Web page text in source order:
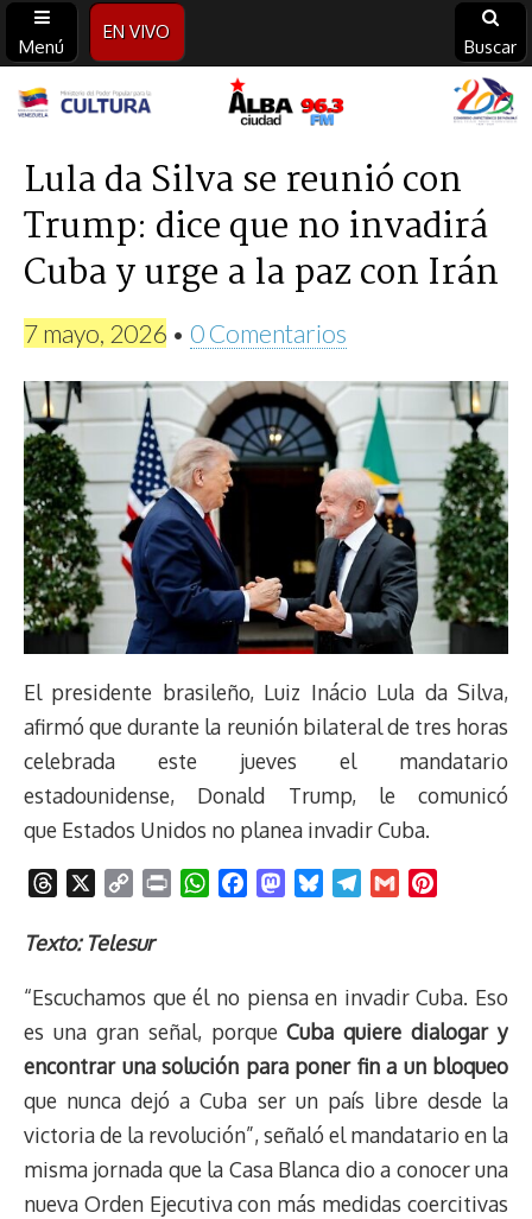
Menú
EN VIVO
Buscar
Alba
Ciudad
96.3
FM
Lula da Silva se reunió con
Trump: dice que no invadirá
Cuba y urge a la paz con Irán
7 mayo, 2026 • 0 Comentarios
El presidente brasileño, Luiz Inácio Lula da Silva,
afirmó que durante la reunión bilateral de tres horas
celebrada este jueves el mandatario
estadounidense, Donald Trump, le comunicó
que Estados Unidos no planea invadir Cuba.
r
a
d
p
L
i
t
W
s
A
p
b
o
k
M
o
d
s
k
g
r
a
l
e
r
e
t
Texto: Telesur
“Escuchamos que él no piensa en invadir Cuba. Eso
es una gran señal, porqueCuba quiere dialogar y
encontrar una solución para poner fin a un bloqueo
que nunca dejó a Cuba ser un país libre desde la
victoria de la revolución”, señaló el mandatario en la
misma jornada que la Casa Blanca dio a conocer una
nueva Orden Ejecutiva con más medidas coercitivas